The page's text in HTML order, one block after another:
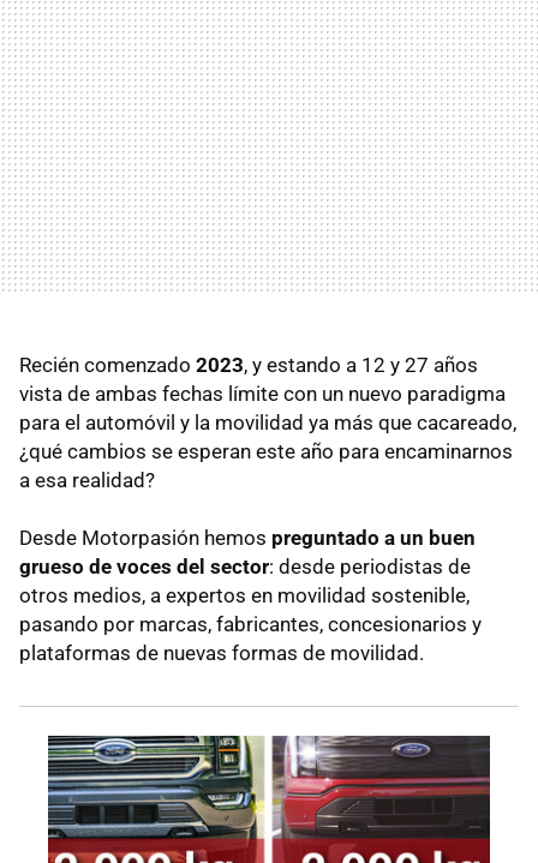
Recién comenzado 2023, y estando a 12 y 27 años
vista de ambas fechas límite con un nuevo paradigma
para el automóvil y la movilidad ya más que cacareado,
¿qué cambios se esperan este año para encaminarnos
a esa realidad?
Desde Motorpasión hemos preguntado a un buen
grueso de voces del sector: desde periodistas de
otros medios, a expertos en movilidad sostenible,
pasando por marcas, fabricantes, concesionarios y
plataformas de nuevas formas de movilidad.